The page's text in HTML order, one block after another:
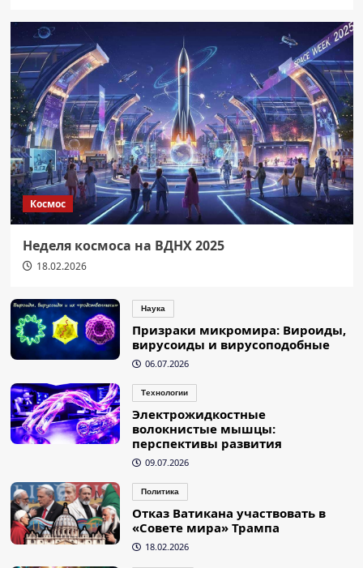
Космос
Неделя космоса на ВДНХ 2025
18.02.2026
Наука
Призраки микромира: Вироиды,
вирусоиды и вирусоподобные
06.07.2026
Технологии
Электрожидкостные
волокнистые мышцы:
перспективы развития
09.07.2026
Политика
Отказ Ватикана участвовать в
«Совете мира» Трампа
18.02.2026